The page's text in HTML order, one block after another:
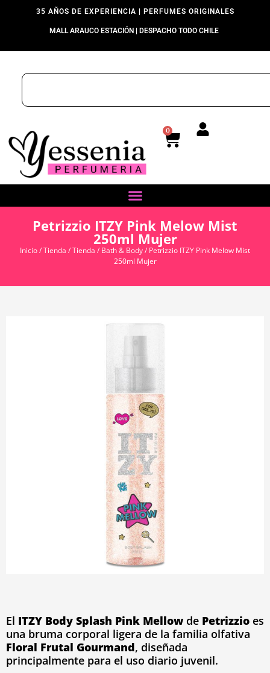
35 AÑOS DE EXPERIENCIA | PERFUMES ORIGINALES
MALL ARAUCO ESTACIÓN | DESPACHO TODO CHILE
0
Petrizzio ITZY Pink Melow Mist
250ml Mujer
Inicio/Tienda /Tienda / Bath & Body/ Petrizzio ITZY Pink Melow Mist
250ml Mujer
El ITZY Body Splash Pink Mellow de Petrizzio es
una bruma corporal ligera de la familia olfativa
Floral Frutal Gourmand, diseñada
principalmente para el uso diario juvenil.